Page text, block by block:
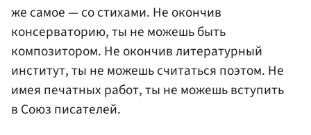
же самое — со стихами. Не окончив
консерваторию, ты не можешь быть
композитором. Не окончив литературный
институт, ты не можешь считаться поэтом. Не
имея печатных работ, ты не можешь вступить
в Союз писателей.